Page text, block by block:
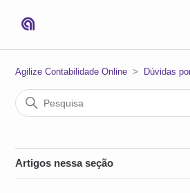
Agilize Contabilidade Online Dúvidas
Artigos nessa seção